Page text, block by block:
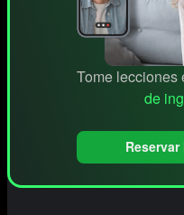
Tome lecciones
de